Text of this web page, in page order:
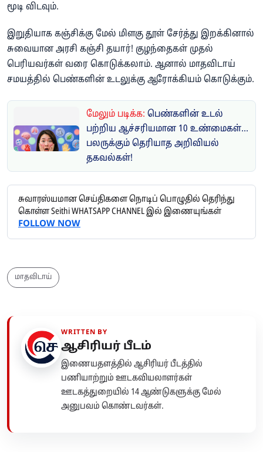
மூடி விடவும்.
இறுதியாக கஞ்சிக்கு மேல் மிளகு தூள் சேர்த்து இறக்கினால்
சுவையான அரசி கஞ்சி தயார்! குழந்தைகள் முதல்
பெரியவர்கள் வரை கொடுக்கலாம். ஆனால் மாதவிடாய்
சமயத்தில் பெண்களின் உடலுக்கு ஆரோக்கியம் கொடுக்கும்.
மேலும் படிக்க: பெண்களின் உடல்
பற்றிய ஆச்சரியமான 10 உண்மைகள்...
பலருக்கும் தெரியாத அறிவியல்
தகவல்கள்!
சுவாரஸ்யமான செய்திகளை நொடிப் பொழுதில் தெரிந்து
கொள்ள Seithi WHATSAPP CHANNEL இல் இணையுங்கள்
FOLLOW NOW
மாதவிடாய்
WRITTEN BY
ஆசிரியர் பீடம்
இணையதளத்தில் ஆசிரியர் பீடத்தில்
பணியாற்றும் ஊடகவியலாளர்கள்
ஊடகத்துறையில் 14 ஆண்டுகளுக்கு மேல்
அனுபவம் கொண்டவர்கள்.